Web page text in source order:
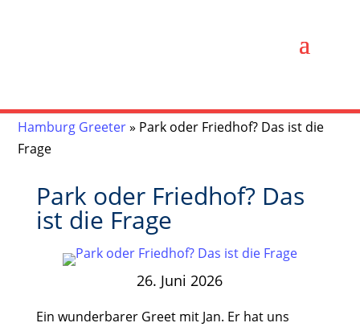
Hamburg Greeter» Park oder Friedhof? Das ist die
Frage
Park oder Friedhof? Das
ist die Frage
26. Juni 2026
Ein wunderbarer Greet mit Jan. Er hat uns